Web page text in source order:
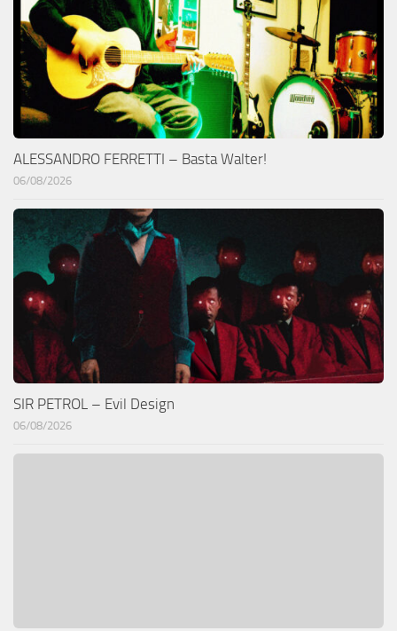
ALESSANDRO FERRETTI – Basta Walter!
06/08/2026
SIR PETROL – Evil Design
06/08/2026